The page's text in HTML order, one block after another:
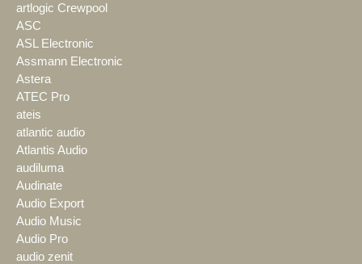
artlogic Crewpool
ASC
ASL Electronic
Assmann Electronic
Astera
ATEC Pro
ateis
atlantic audio
Atlantis Audio
audiluma
Audinate
Audio Export
Audio Music
Audio Pro
audio zenit